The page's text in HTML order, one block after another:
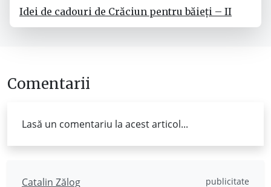
Idei de cadouri de Crăciun pentru băieți – II
Comentarii
Lasă un comentariu la acest articol...
Catalin Zălog publicitate